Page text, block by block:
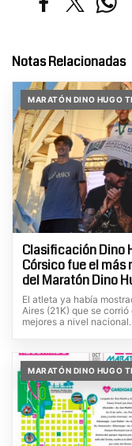
Notas Relacionadas
MARATÓN DINO HUGO
Clasificación Dino
Córsico fue el más
del Maratón Dino
El atleta ya había
Aires (21K) que se
mejores a nivel
MARATÓN DINO HUGO